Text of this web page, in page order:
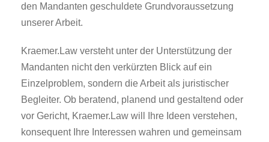
den Mandanten geschuldete Grundvoraussetzung
unserer Arbeit.
Kraemer.Law versteht unter der Unterstützung der
Mandanten nicht den verkürzten Blick auf ein
Einzelproblem, sondern die Arbeit als juristischer
Begleiter. Ob beratend, planend und gestaltend oder
vor Gericht, Kraemer.Law will Ihre Ideen verstehen,
konsequent Ihre Interessen wahren und gemeinsam